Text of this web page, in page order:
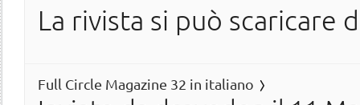
La rivista si può scaricare
Full Circle Magazine 32 in italiano